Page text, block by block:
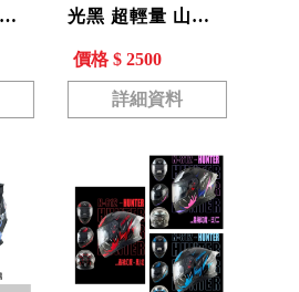
光黑 超輕量 山車
罩帽 安全帽 內藏
價格 $ 2500
詳細資料